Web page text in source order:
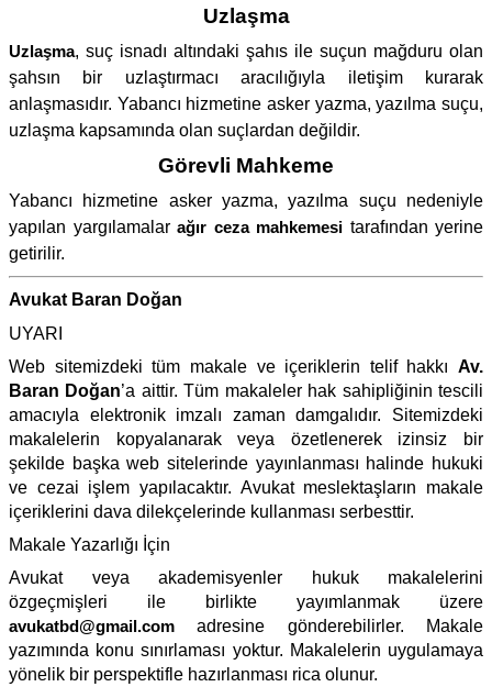
Uzlaşma
Uzlaşma, suç isnadı altındaki şahıs ile suçun mağduru olan
şahsın bir uzlaştırmacı aracılığıyla iletişim kurarak
anlaşmasıdır. Yabancı hizmetine asker yazma, yazılma suçu,
uzlaşma kapsamında olan suçlardan değildir.
Görevli Mahkeme
Yabancı hizmetine asker yazma, yazılma suçu nedeniyle
yapılan yargılamalar ağır ceza mahkemesi tarafından yerine
getirilir.
Avukat Baran Doğan
UYARI
Web sitemizdeki tüm makale ve içeriklerin telif hakkı Av.
Baran Doğan’a aittir. Tüm makaleler hak sahipliğinin tescili
amacıyla elektronik imzalı zaman damgalıdır. Sitemizdeki
makalelerin kopyalanarak veya özetlenerek izinsiz bir
şekilde başka web sitelerinde yayınlanması halinde hukuki
ve cezai işlem yapılacaktır. Avukat meslektaşların makale
içeriklerini dava dilekçelerinde kullanması serbesttir.
Makale Yazarlığı İçin
Avukat veya akademisyenler hukuk makalelerini
özgeçmişleri ile birlikte yayımlanmak üzere
avukatbd@gmail.com adresine gönderebilirler. Makale
yazımında konu sınırlaması yoktur. Makalelerin uygulamaya
yönelik bir perspektifle hazırlanması rica olunur.